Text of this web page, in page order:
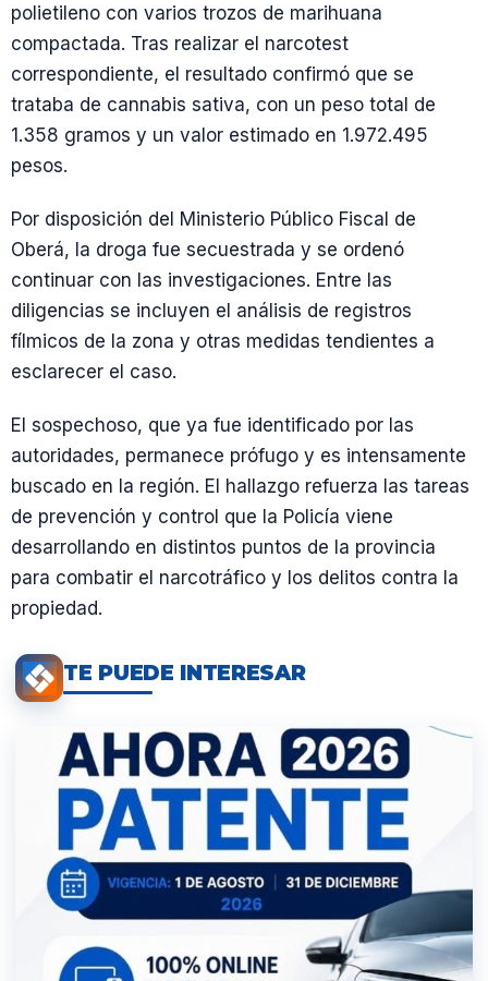
polietileno con varios trozos de marihuana
compactada. Tras realizar el narcotest
correspondiente, el resultado confirmó que se
trataba de cannabis sativa, con un peso total de
1.358 gramos y un valor estimado en 1.972.495
pesos.
Por disposición del Ministerio Público Fiscal de
Oberá, la droga fue secuestrada y se ordenó
continuar con las investigaciones. Entre las
diligencias se incluyen el análisis de registros
fílmicos de la zona y otras medidas tendientes a
esclarecer el caso.
El sospechoso, que ya fue identificado por las
autoridades, permanece prófugo y es intensamente
buscado en la región. El hallazgo refuerza las tareas
de prevención y control que la Policía viene
desarrollando en distintos puntos de la provincia
para combatir el narcotráfico y los delitos contra la
propiedad.
TE PUEDE INTERESAR